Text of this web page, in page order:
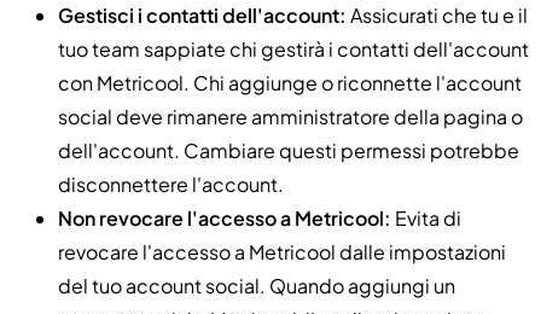
Gestisci i contatti dell'account: Assicurati che tu e il
tuo team sappiate chi gestirà i contatti dell'account
con Metricool. Chi aggiunge o riconnette l'account
social deve rimanere amministratore della pagina o
dell'account. Cambiare questi permessi potrebbe
disconnettere l'account.
Non revocare l'accesso a Metricool: Evita di
revocare l'accesso a Metricool dalle impostazioni
del tuo account social. Quando aggiungi un